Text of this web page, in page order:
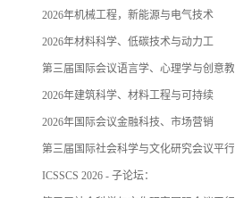
2026年机械工程，新能源与电气技术
2026年材料科学、低碳技术与动力工
第三届国际会议语言学、心理学与创意教
2026年建筑科学、材料工程与可持续
2026年国际会议金融科技、市场营销
第三届国际社会科学与文化研究会议平行
ICSSCS 2026 - 子论坛：